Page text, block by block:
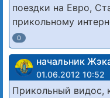
поездки на Евро,
прикольному
0
начальник
01.06.2012 10:52
Прикольный видос,